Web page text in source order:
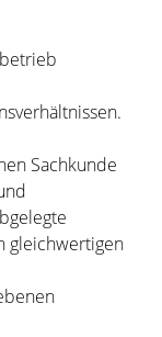
Sachkunde
gleichwertigen